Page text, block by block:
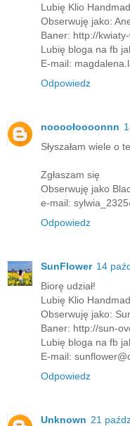
Lubię Klio
Obserwuję jako:
Baner: http://
Lubię bloga na fb
E-mail:
Odpowiedz
noooołoooonnn
Słyszałam wiele o
Zgłaszam się
Obserwuję jako
e-mail:
Odpowiedz
SunFlower 14
Biorę udział!
Lubię Klio
Obserwuję jako:
Baner: http://sun-
Lubię bloga na fb
E-mail:
Odpowiedz
Unknown 21